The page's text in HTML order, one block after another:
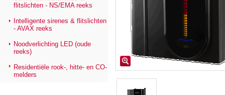
flitslichten - NS/EMA reeks
Intelligente sirenes & flitslichten
- AVAX reeks
Noodverlichting LED (oude
reeks)
Residentiële rook-, hitte- en CO-
melders